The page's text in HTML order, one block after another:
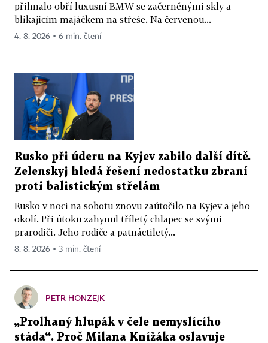
přihnalo obří luxusní BMW se začerněnými skly a
blikajícím majáčkem na střeše. Na červenou...
4. 8. 2026 ▪ 6 min. čtení
Rusko při úderu na Kyjev zabilo další dítě.
Zelenskyj hledá řešení nedostatku zbraní
proti balistickým střelám
Rusko v noci na sobotu znovu zaútočilo na Kyjev a jeho
okolí. Při útoku zahynul tříletý chlapec se svými
prarodiči. Jeho rodiče a patnáctiletý...
8. 8. 2026 ▪ 3 min. čtení
PETR HONZEJK
„Prolhaný hlupák v čele nemyslícího
stáda“. Proč Milana Knížáka oslavuje